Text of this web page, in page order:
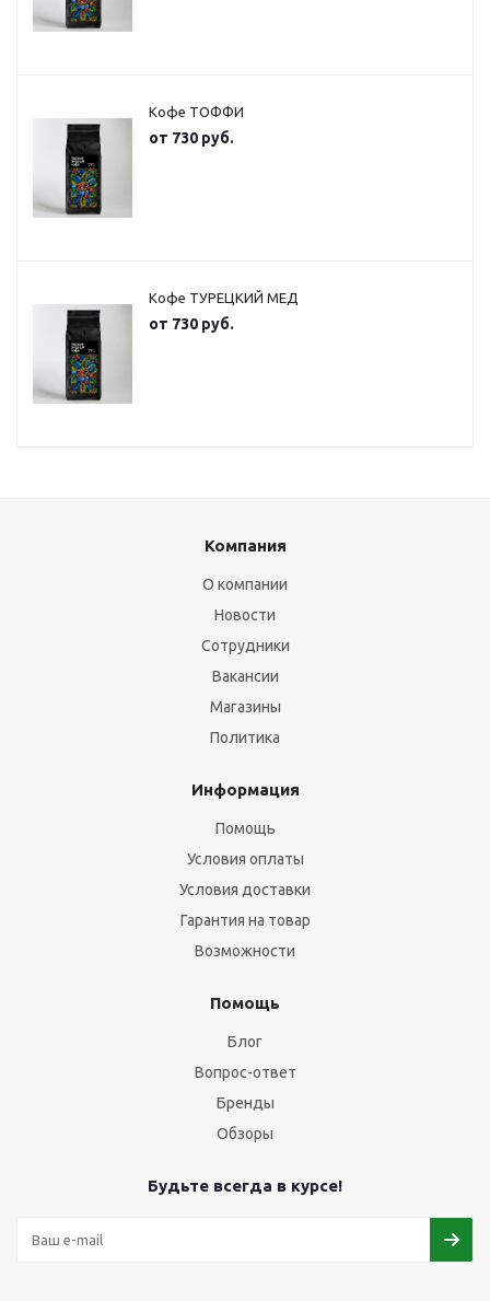
Кофе ТОФФИ
от 730 руб.
Кофе ТУРЕЦКИЙ МЕД
от 730 руб.
Компания
О компании
Новости
Сотрудники
Вакансии
Магазины
Политика
Информация
Помощь
Условия оплаты
Условия доставки
Гарантия на товар
Возможности
Помощь
Блог
Вопрос-ответ
Бренды
Обзоры
Будьте всегда в курсе!